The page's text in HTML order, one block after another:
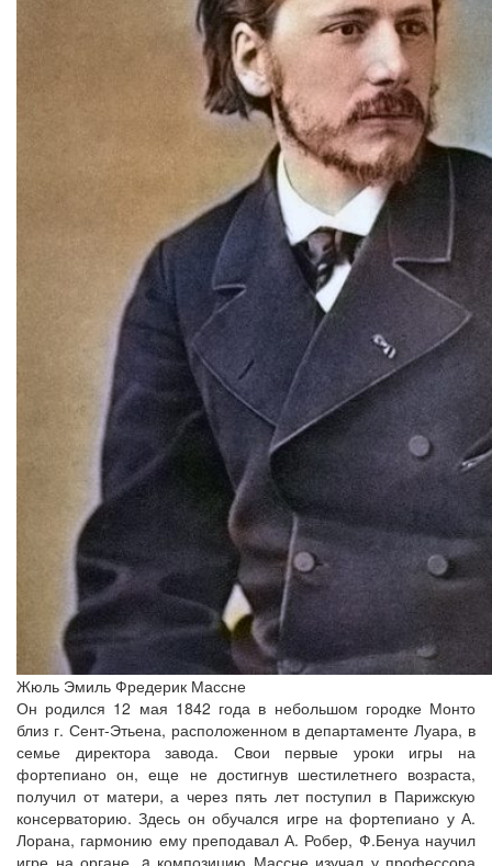
Жюль Эмиль Фредерик Массне
Он родился 12 мая 1842 года в небольшом городке Монто
близ г. Сент-Этьена, расположенном в департаменте Луара, в
семье директора завода. Свои первые уроки игры на
фортепиано он, еще не достигнув шестилетнего возраста,
получил от матери, а через пять лет поступил в Парижскую
консерваторию. Здесь он обучался игре на фортепиано у А.
Лорана, гармонию ему преподавал А. Робер, Ф.Бенуа научил
игре на органе, a композицию Массне изучал у профессора